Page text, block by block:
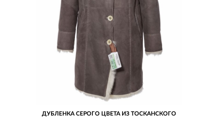
ДУБЛЕНКА СЕРОГО ЦВЕТА ИЗ ТОСКАНСКОГО